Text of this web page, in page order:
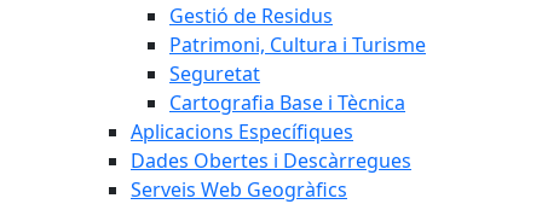
Gestió de Residus
Patrimoni, Cultura i Turisme
Seguretat
Cartografia Base i Tècnica
Aplicacions Específiques
Dades Obertes i Descàrregues
Serveis Web Geogràfics